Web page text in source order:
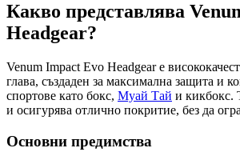
Какво представлява
Headgear?
Venum Impact Evo Headgear е
глава, създаден за максимална защита и
спортове като бокс, Муай Тай и кикбокс.
и осигурява отлично покритие, без да
Основни предимства